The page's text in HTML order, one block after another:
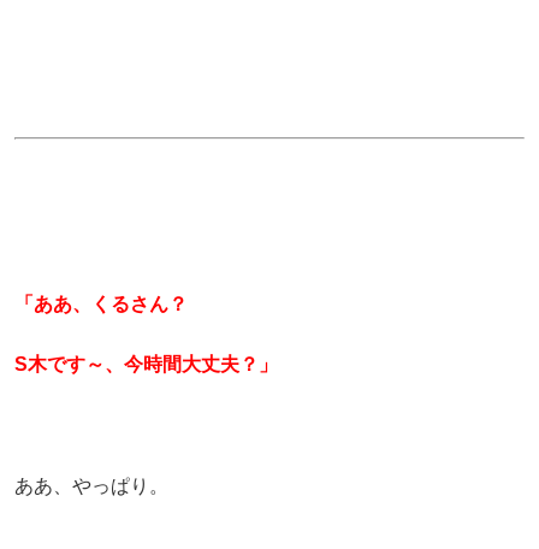
「ああ、くるさん？
S木です～、今時間大丈夫？」
ああ、やっぱり。